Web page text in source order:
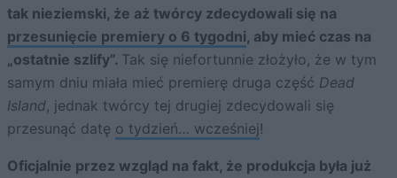
tak nieziemski, że aż twórcy zdecydowali się na
przesunięcie premiery o 6 tygodni, aby mieć czas na
„ostatnie szlify”. Tak się niefortunnie złożyło, że w tym
samym dniu miała mieć premierę druga część Dead
Island, jednak twórcy tej drugiej zdecydowali się
przesunąć datę o tydzień… wcześniej!
Oficjalnie przez wzgląd na fakt, że produkcja była już